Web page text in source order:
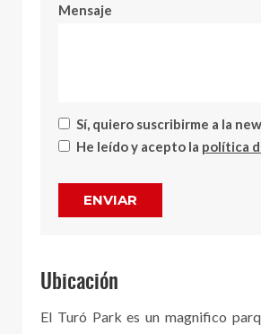
Mensaje
Sí, quiero suscribirme a la
He leído y acepto la política
ENVIAR
Ubicación
El Turó Park es un magnifico